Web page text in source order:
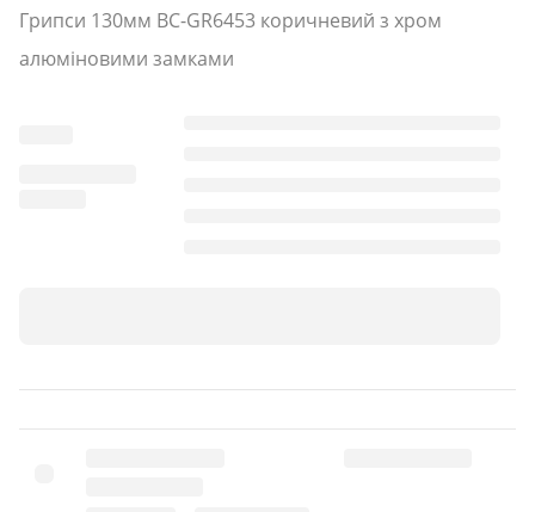
Грипси 130мм BC-GR6453 коричневий з хром
алюміновими замками